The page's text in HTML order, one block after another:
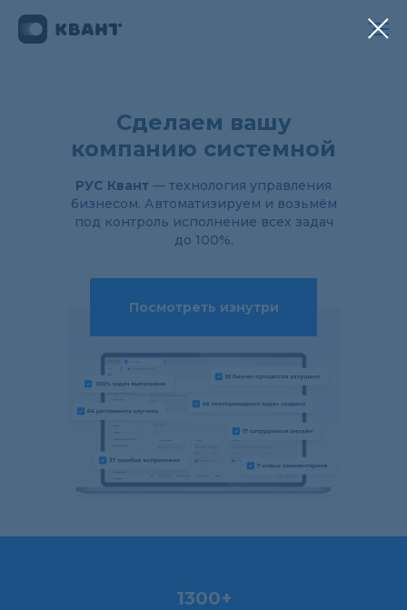
Сделаем вашу
компанию системной
РУС Квант — технология управления
бизнесом. Автоматизируем и возьмём
под контроль исполнение всех задач
до 100%.
Посмотреть изнутри
1300+